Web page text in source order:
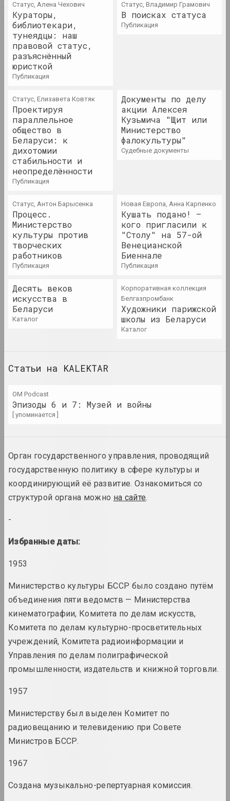
Ф
Э
1923 год
итоги года
итоги года
1927 год
итоги года
1928 год
1929 год
итоги года
1930 год
итоги года
1931 год
итоги года
1940 год
итоги года
1941 год
1944 год
1945 год
1947 год
итоги года
1953 год
Статус, Алена Чехович
Кураторы,
библиотекари,
тунеядцы: наш
правовой статус,
разъяснённый
юристкой
публикация
Статус, Владимир Грамович
В поисках статуса
публикация
Статус, Елизавета Ковтяк
Проектируя
параллельное
общество в
Беларуси: к
дихотомии
стабильности и
неопределённости
публикация
Документы по делу
акции Алексея
Кузьмича "Щит или
Министерство
фалокультуры"
судебные документы
Статус, Антон Барысенка
Процесс.
Министерство
культуры против
творческих
работников
публикация
Новая Европа, Анна Карпенко
Кушать подано! –
кого пригласили к
"Столу" на 57-ой
Венецианской
Биеннале
публикация
Десять веков
искусства в
Беларуси
каталог
Корпоративная коллекция
Белгазпромбанк
Художники парижской
школы из Беларуси
каталог
Статьи на KALEKTAR
OM Podcast
Эпизоды 6 и 7: Музей и войны
[ упоминается ]
Орган государственного управления, проводящий
государственную политику в сфере культуры и
координирующий её развитие. Ознакомиться со
структурой органа можно на сайте.
-
Избранные даты:
1953
Министерство культуры БССР было создано путём
объединения пяти ведомств — Министерства
кинематографии, Комитета по делам искусств,
Комитета по делам культурно-просветительных
учреждений, Комитета радиоинформации и
Управления по делам полиграфической
промышленности, издательств и книжной торговли.
1957
Министерству был выделен Комитет по
радиовещанию и телевидению при Совете
Министров БССР.
1967
Создана музыкально-репертуарная комиссия.